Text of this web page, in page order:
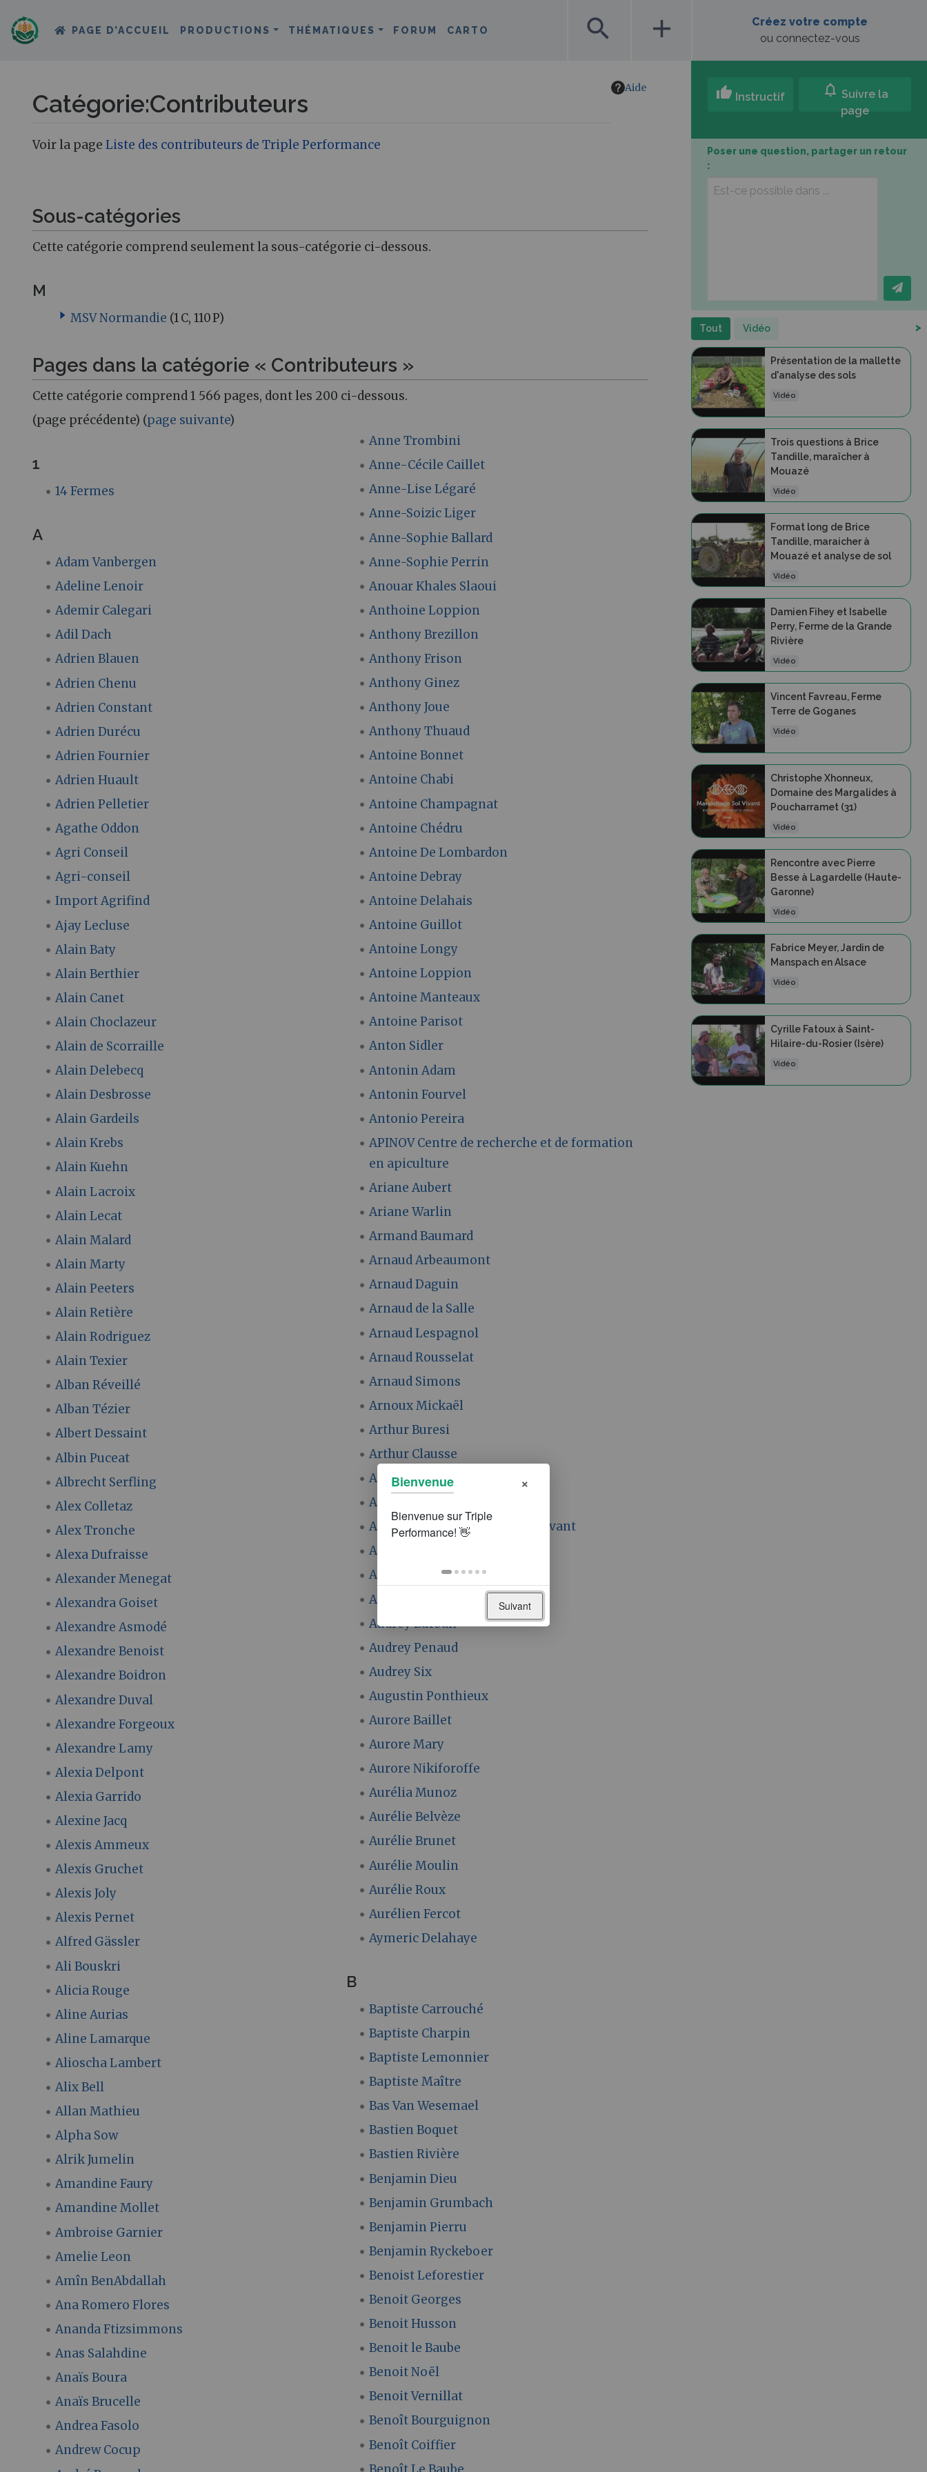
PAGE D’ACCUEIL PRODUCTIONS THÉMATIQUES FORUM CARTO search add
Créez votre compte
ou connectez-vous
Aide
Catégorie:Contributeurs
Aller à :navigation,rechercher
Voir la page Liste des contributeurs de Triple Performance
Sous-catégories
Cette catégorie comprend seulement la sous-catégorie ci-dessous.
M
MSV Normandie (1 C, 110 P)
Pages dans la catégorie « Contributeurs »
Cette catégorie comprend 1 566 pages, dont les 200 ci-dessous.
(page précédente) (page suivante)
1
14 Fermes
A
Adam Vanbergen
Adeline Lenoir
Ademir Calegari
Adil Dach
Adrien Blauen
Adrien Chenu
Adrien Constant
Adrien Durécu
Adrien Fournier
Adrien Huault
Adrien Pelletier
Agathe Oddon
Agri Conseil
Agri-conseil
Import Agrifind
Ajay Lecluse
Alain Baty
Alain Berthier
Alain Canet
Alain Choclazeur
Alain de Scorraille
Alain Delebecq
Alain Desbrosse
Alain Gardeils
Alain Krebs
Alain Kuehn
Alain Lacroix
Alain Lecat
Alain Malard
Alain Marty
Alain Peeters
Alain Retière
Alain Rodriguez
Alain Texier
Alban Réveillé
Alban Tézier
Albert Dessaint
Albin Puceat
Albrecht Serfling
Alex Colletaz
Alex Tronche
Alexa Dufraisse
Alexander Menegat
Alexandra Goiset
Alexandre Asmodé
Alexandre Benoist
Alexandre Boidron
Alexandre Duval
Alexandre Forgeoux
Alexandre Lamy
Alexia Delpont
Alexia Garrido
Alexine Jacq
Alexis Ammeux
Alexis Gruchet
Alexis Joly
Alexis Pernet
Alfred Gässler
Ali Bouskri
Alicia Rouge
Aline Aurias
Aline Lamarque
Alioscha Lambert
Alix Bell
Allan Mathieu
Alpha Sow
Alrik Jumelin
Amandine Faury
Amandine Mollet
Ambroise Garnier
Amelie Leon
Amîn BenAbdallah
Ana Romero Flores
Ananda Ftizsimmons
Anas Salahdine
Anaïs Boura
Anaïs Brucelle
Andrea Fasolo
Andrew Cocup
Anne Trombini
Anne-Cécile Caillet
Anne-Lise Légaré
Anne-Soizic Liger
Anne-Sophie Ballard
Anne-Sophie Perrin
Anouar Khales Slaoui
Anthoine Loppion
Anthony Brezillon
Anthony Frison
Anthony Ginez
Anthony Joue
Anthony Thuaud
Antoine Bonnet
Antoine Chabi
Antoine Champagnat
Antoine Chédru
Antoine De Lombardon
Antoine Debray
Antoine Delahais
Antoine Guillot
Antoine Longy
Antoine Loppion
Antoine Manteaux
Antoine Parisot
Anton Sidler
Antonin Adam
Antonin Fourvel
Antonio Pereira
APINOV Centre de recherche et de formation
en apiculture
Ariane Aubert
Ariane Warlin
Armand Baumard
Arnaud Arbeaumont
Arnaud Daguin
Arnaud de la Salle
Arnaud Lespagnol
Arnaud Rousselat
Arnaud Simons
Arnoux Mickaël
Arthur Buresi
Arthur Clausse
Arthur Mousset
Arvalis Fr
Association Maraîchage Sol Vivant
Astrid Robette
Aude Rives
Aude Sementzeff
Audrey Burban
Audrey Penaud
Audrey Six
Augustin Ponthieux
Aurore Baillet
Aurore Mary
Aurore Nikiforoffe
Aurélia Munoz
Aurélie Belvèze
Aurélie Brunet
Aurélie Moulin
Aurélie Roux
Aurélien Fercot
Aymeric Delahaye
B
Baptiste Carrouché
Baptiste Charpin
Baptiste Lemonnier
Baptiste Maître
Bas Van Wesemael
Bastien Boquet
Bastien Rivière
Benjamin Dieu
Benjamin Grumbach
Benjamin Pierru
Benjamin Ryckeboer
Benoist Leforestier
Benoit Georges
Benoit Husson
Benoit le Baube
Benoit Noël
Benoit Vernillat
Benoît Bourguignon
Benoît Coiffier
thumb_up Instructif notifications Suivre la
page
Poser une question, partager un retour
:
Tout Vidéo >
Présentation de la mallette
d'analyse des sols
Vidéo
Trois questions à Brice
Tandille, maraîcher à
Mouazé
Vidéo
Format long de Brice
Tandille, maraicher à
Mouazé et analyse de sol
Vidéo
Damien Fihey et Isabelle
Perry, Ferme de la Grande
Rivière
Vidéo
Vincent Favreau, Ferme
Terre de Goganes
Vidéo
Christophe Xhonneux,
Domaine des Margalides à
Poucharramet (31)
Vidéo
Rencontre avec Pierre
Besse à Lagardelle (Haute-
Garonne)
Vidéo
Fabrice Meyer, Jardin de
Manspach en Alsace
Vidéo
Cyrille Fatoux à Saint-
Hilaire-du-Rosier (Isère)
Vidéo
Bienvenue ×
Suivant